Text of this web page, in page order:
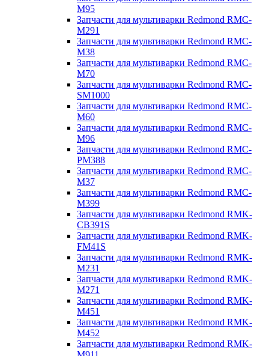
M95
Запчасти для мультиварки Redmond RMC-
M291
Запчасти для мультиварки Redmond RMC-
M38
Запчасти для мультиварки Redmond RMC-
M70
Запчасти для мультиварки Redmond RMC-
SM1000
Запчасти для мультиварки Redmond RMC-
M60
Запчасти для мультиварки Redmond RMC-
M96
Запчасти для мультиварки Redmond RMC-
PM388
Запчасти для мультиварки Redmond RMC-
M37
Запчасти для мультиварки Redmond RMC-
M399
Запчасти для мультиварки Redmond RMK-
CB391S
Запчасти для мультиварки Redmond RMK-
FM41S
Запчасти для мультиварки Redmond RMK-
M231
Запчасти для мультиварки Redmond RMK-
M271
Запчасти для мультиварки Redmond RMK-
M451
Запчасти для мультиварки Redmond RMK-
M452
Запчасти для мультиварки Redmond RMK-